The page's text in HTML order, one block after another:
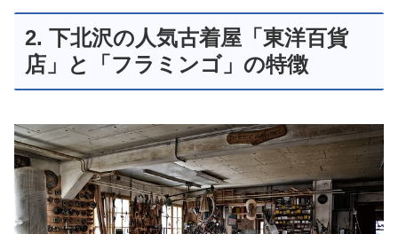
2. 下北沢の人気古着屋「東洋百貨
店」と「フラミンゴ」の特徴